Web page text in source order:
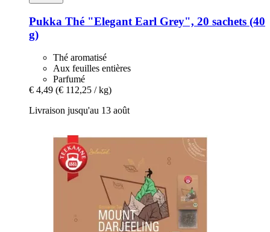
Pukka Thé "Elegant Earl Grey", 20 sachets (40
g)
Thé aromatisé
Aux feuilles entières
Parfumé
€ 4,49 (€ 112,25 / kg)
Livraison jusqu'au 13 août